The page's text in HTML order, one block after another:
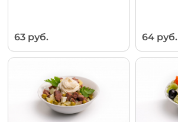
63 руб. 64 руб.